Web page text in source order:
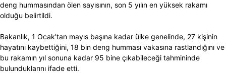
deng hummasından ölen sayısının, son 5 yılın en yüksek rakamı
olduğu belirtildi.
Bakanlık, 1 Ocak’tan mayıs başına kadar ülke genelinde, 27 kişinin
hayatını kaybettiğini, 18 bin deng humması vakasına rastlandığını ve
bu rakamın yıl sonuna kadar 95 bine çıkabileceği tahmininde
bulunduklarını ifade etti.